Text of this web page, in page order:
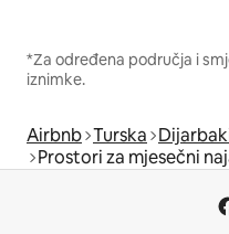
*Za određena područja i
iznimke.
Airbnb Turska
Prostori za mjesečni